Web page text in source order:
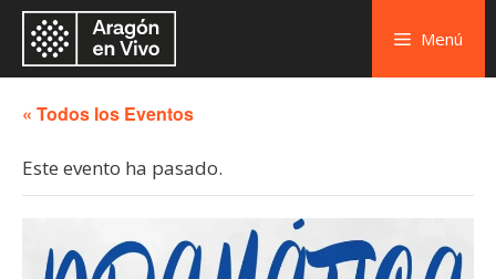
Menú
« Todos los Eventos
Este evento ha pasado.